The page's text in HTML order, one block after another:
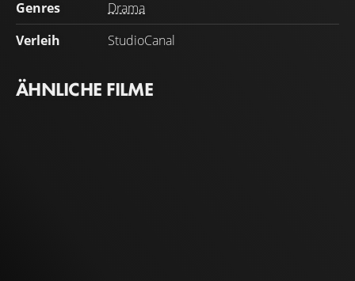
Genres
Drama
Verleih
StudioCanal
ÄHNLICHE FILME